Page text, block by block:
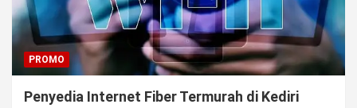
PROMO
Penyedia Internet Fiber Termurah di Kediri